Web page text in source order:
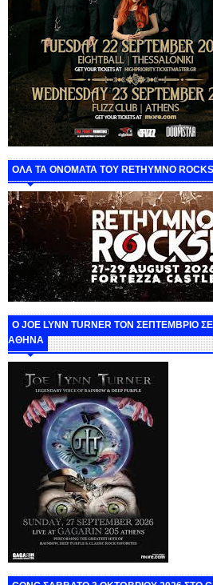
ΟΛΑ ΤΑ ΟΝΟΜΑΤΑ ΤΟΥ RETHYMNO
O JOE LYNN TURNER ΤΟΝ ΣΕΠΤΕΜΒΡΙΟ
ΑΘΗΝΑ